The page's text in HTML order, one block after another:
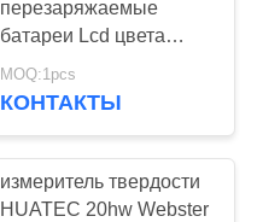
перезаряжаемые
батареи Lcd цвета
портативные для
металла
MOQ:1pcs
КОНТАКТЫ
измеритель твердости
HUATEC 20hw Webster